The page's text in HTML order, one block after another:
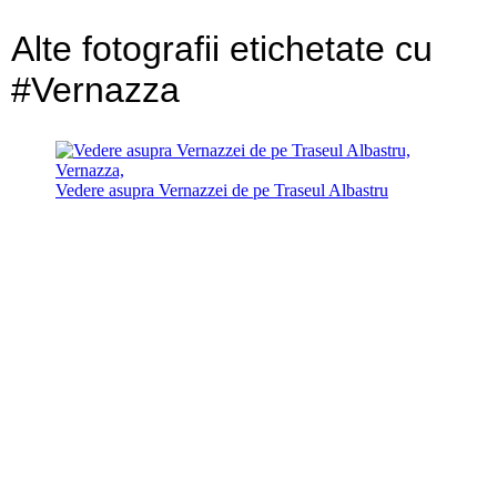
Alte fotografii etichetate cu
#Vernazza
Vedere asupra Vernazzei de pe Traseul Albastru